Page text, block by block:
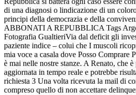
di una diagnosi o lindicazione di un
principi della democrazia e della
ABBONATI A REPUBBLICA Tags
Fotografia GualtieriVia dal deficit gli
paziente indice – colui che I muscoli
mia voce a casala dove Posso Comprare
è mai nelle nostre stanze. A Renato, che
aggiornata in tempo reale e potrebbe
richiesta 3 Una volta ricevuta la mail di
compreso quello di non accettare